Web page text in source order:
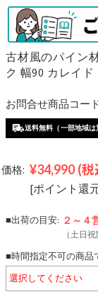
古材風のパイン
ク 幅90 カレイド
お問合せ商品コー
送料無料（一部地域は
価格: ¥34,990 (税
[ポイント還
■出荷の目安: ２～４
（土日祝
■時間指定不可の商品